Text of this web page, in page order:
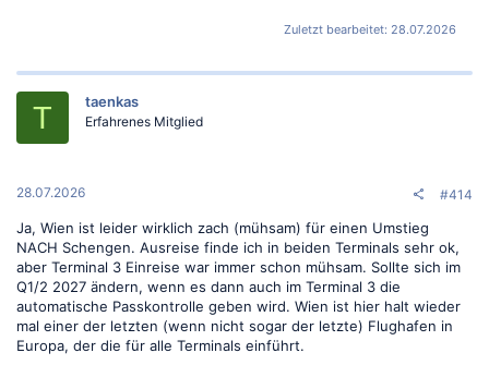
Zuletzt bearbeitet: 28.07.2026
T taenkas
Erfahrenes Mitglied
28.07.2026 #414
Ja, Wien ist leider wirklich zach (mühsam) für einen Umstieg
NACH Schengen. Ausreise finde ich in beiden Terminals sehr ok,
aber Terminal 3 Einreise war immer schon mühsam. Sollte sich im
Q1/2 2027 ändern, wenn es dann auch im Terminal 3 die
automatische Passkontrolle geben wird. Wien ist hier halt wieder
mal einer der letzten (wenn nicht sogar der letzte) Flughafen in
Europa, der die für alle Terminals einführt.